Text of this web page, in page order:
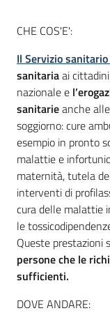
locali
Newsletter
CHE COS'E':
Il Servizio
sanitariaai
nazionale e
sanitarieanche
soggiorno: cure
esempio in pronto
malattie e
maternità, tutela
interventi di
cura delle malattie
le
Queste prestazioni
persone che le
sufficienti.
DOVE ANDARE: